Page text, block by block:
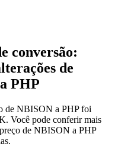
conversão:
de
PHP
de NBISON a PHP foi
Você pode conferir mais
de NBISON a PHP